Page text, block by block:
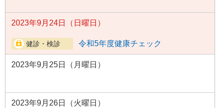
2023年9月24日（日曜日）
令和5年度健康チェック
2023年9月25日（月曜日）
2023年9月26日（火曜日）